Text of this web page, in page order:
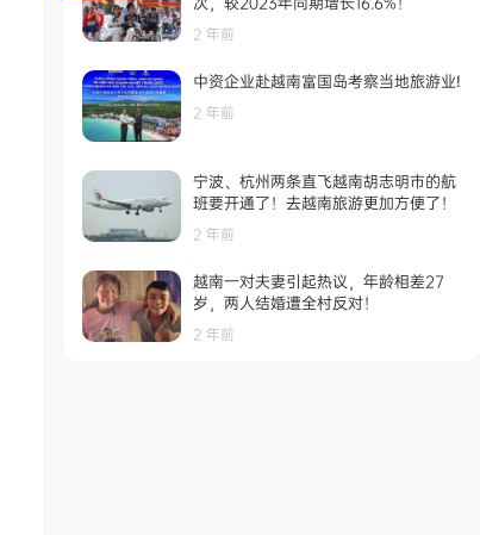
2 年前
中资企业赴越南富国岛考察当地旅游业!
2 年前
宁波、杭州两条直飞越南胡志明市的航
班要开通了！去越南旅游更加方便了！
2 年前
越南一对夫妻引起热议，年龄相差27
岁，两人结婚遭全村反对！
2 年前